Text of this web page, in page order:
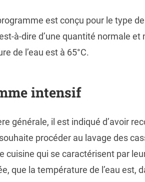
est conçu pour le type
à-dire d’une quantité normale
de l’eau est à 65°C.
intensif
générale, il est indiqué d’avoir
procéder au lavage des
cuisine qui se caractérisent par
que la température de l’eau est,